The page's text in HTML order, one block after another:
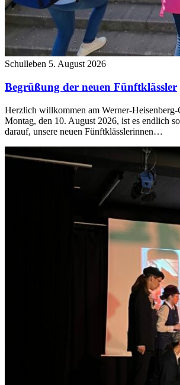
Schulleben 5. August 2026
Begrüßung der neuen Fünftklässler
Herzlich willkommen am Werner-
Montag, den 10. August 2026, ist es endlich
darauf, unsere neuen Fünftklässlerinnen…